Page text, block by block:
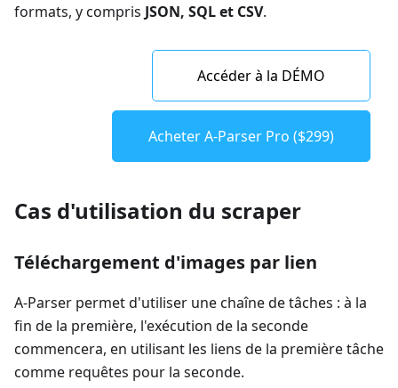
formats, y compris JSON, SQL et CSV.
Accéder à la DÉMO
Acheter A-Parser Pro ($299)
Cas d'utilisation du scraper
Téléchargement d'images par lien
A-Parser permet d'utiliser une chaîne de tâches : à la
fin de la première, l'exécution de la seconde
commencera, en utilisant les liens de la première tâche
comme requêtes pour la seconde.